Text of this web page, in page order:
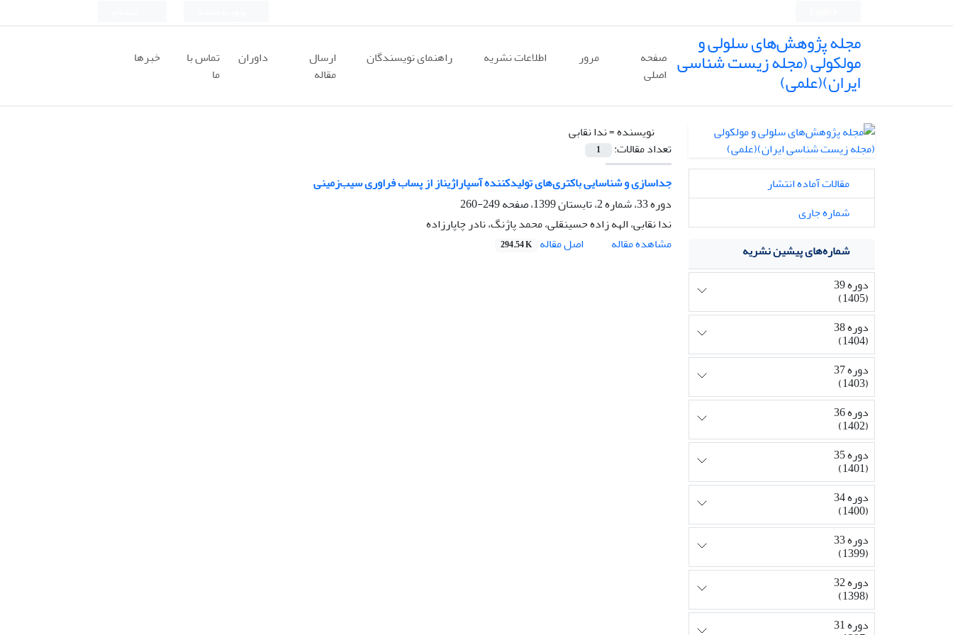
مجله پژوهش‌های سلولی و
مولکولی (مجله زیست شناسی
ایران)(علمی)
صفحه
اصلی
مرور اطلاعات نشریه راهنمای نویسندگان
ارسال
مقاله
داوران
تماس با
ما
خبرها
نویسنده =ندا نقابی
تعداد مقالات:
1
جداسازی و شناسایی باکتری‌های تولیدکننده آسپاراژیناز از پساب فراوری سیب‌زمینی
دوره 33، شماره 2، تابستان 1399، صفحه
249-260
ندا نقابی، الهه زاده حسینقلی، محمد پاژنگ، نادر چاپارزاده
مشاهده مقاله
اصل مقاله 294.54 K
مقالات آماده انتشار
شماره جاری
شماره‌های پیشین نشریه
دوره 39
(1405)
دوره 38
(1404)
دوره 37
(1403)
دوره 36
(1402)
دوره 35
(1401)
دوره 34
(1400)
دوره 33
(1399)
دوره 32
(1398)
دوره 31